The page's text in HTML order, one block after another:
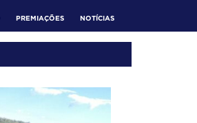
PREMIAÇÕES NOTÍCIAS